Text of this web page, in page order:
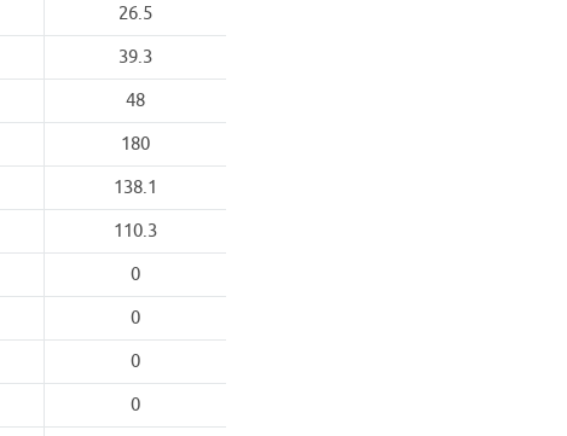
26.5
39.3
48
180
138.1
110.3
0
0
0
0